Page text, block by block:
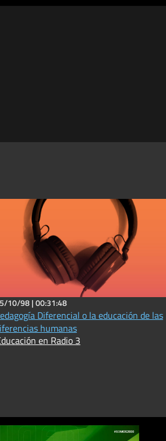
10/98 |00:31:48
Diferencial o la educación de las
humanas
en Radio 3